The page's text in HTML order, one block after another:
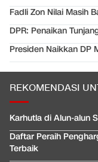
Fadli Zon Nilai Masih
DPR: Penaikan
Presiden Naikkan DP
REKOMENDASI
Karhutla di Alun-alun
Daftar Peraih
Terbaik